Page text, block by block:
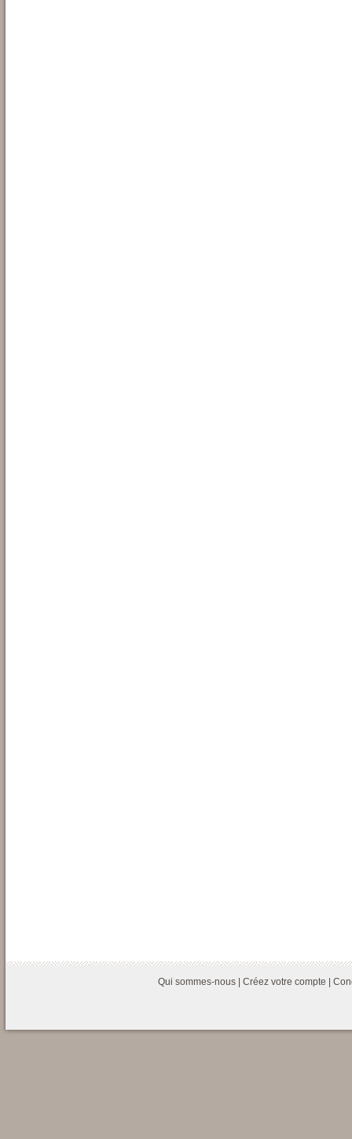
Qui sommes-nous Créez votre compte